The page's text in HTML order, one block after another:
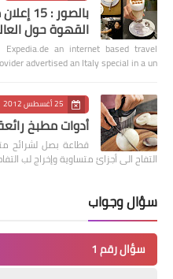
القهوة حول
an internet based travel
advertised an Italy special in a un…
25 أغسطس 2012
أدوات مطبخ رائعة
قطاعة بصل لشرائح
التفاح الى أجزائ متساوية وإخراج لب
سؤال وجواب
سؤال رقم 1